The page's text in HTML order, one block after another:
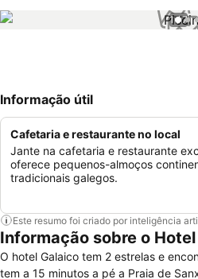
1 / 7
Informação útil
Cafetaria e restaurante no local
Jante na cafetaria e restaurante
oferece pequenos-almoços
tradicionais galegos.
Este resumo foi criado por inteligência
Informação sobre o
O hotel Galaico tem 2 estrelas e
tem a 15 minutos a pé a Praia de